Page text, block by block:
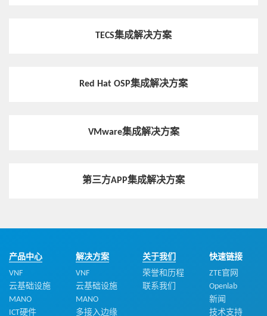
TECS集成解决方案
Red Hat OSP集成解决方案
VMware集成解决方案
第三方APP集成解决方案
产品中心
VNF
云基础设施
MANO
ICT硬件
解决方案
VNF
云基础设施
MANO
多接入边缘
关于我们
荣誉和历程
联系我们
快速链接
ZTE官网
Openlab
新闻
技术支持